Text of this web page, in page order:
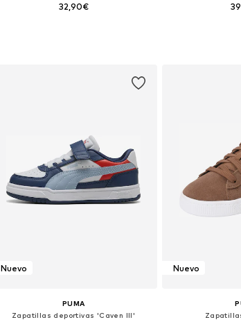
32,90€
Nuevo
PUMA
Zapatillas deportivas 'Caven III'
Nuevo